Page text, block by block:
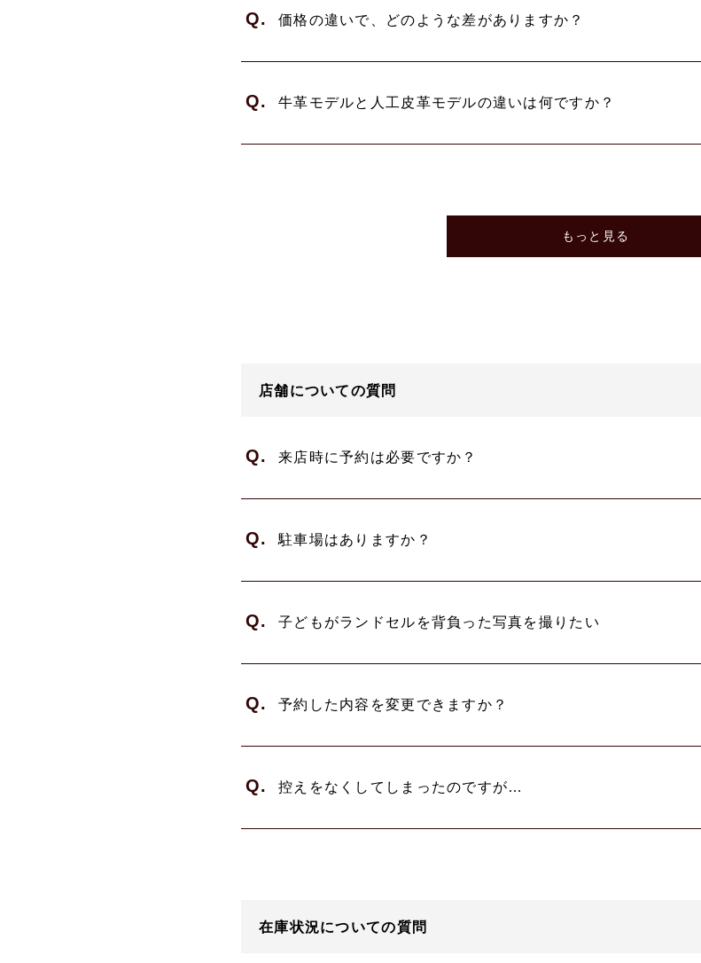
Q. 価格の違いで、どのような差がありますか？
Q. 牛革モデルと人工皮革モデルの違いは何ですか？
もっと見る
店舗についての質問
Q. 来店時に予約は必要ですか？
Q. 駐車場はありますか？
Q. 子どもがランドセルを背負った写真を撮りたい
Q. 予約した内容を変更できますか？
Q. 控えをなくしてしまったのですが…
在庫状況についての質問